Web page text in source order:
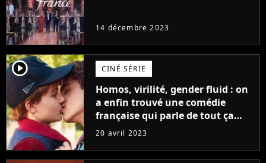
14 décembre 2023
player2 CINÉ SÉRIE
Homos, virilité, gender fluid : on
a enfin trouvé une comédie
française qui parle de tout ça
sans être super ringarde
20 avril 2023